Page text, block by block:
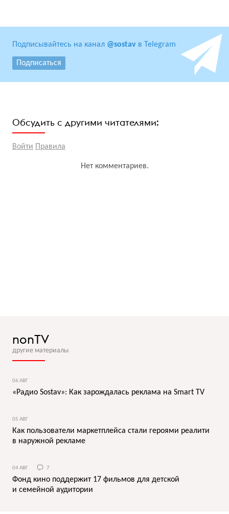
Подписывайтесь на канал @sostav в Telegram
Подписаться
Обсудить с другими читателями:
Войти Правила
Нет комментариев.
nonTV
другие материалы
06 АВГ
«Радио Sostav»: Как зарождалась реклама на Smart TV
05 АВГ
Как пользователи маркетплейса стали героями реалити
в наружной рекламе
04 АВГ 7
Фонд кино поддержит 17 фильмов для детской
и семейной аудитории